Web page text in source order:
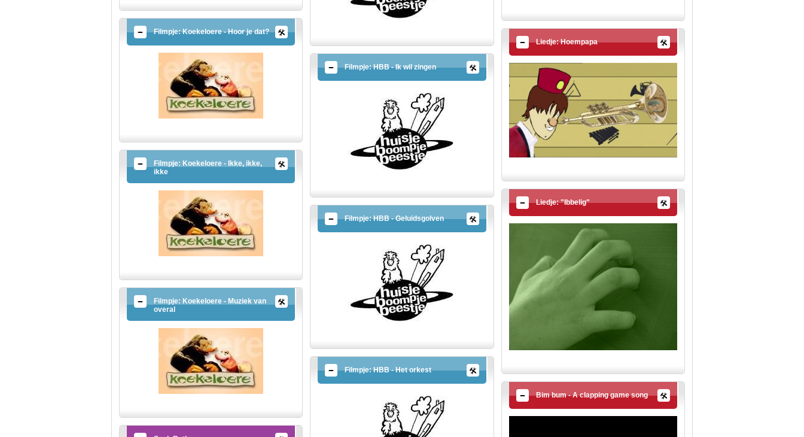
Filmpje: Koekeloere - Hoor je dat?
Filmpje: Koekeloere - Ikke, ikke,
ikke
Filmpje: Koekeloere - Muziek van
overal
Filmpje: HBB - Ik wil zingen
Filmpje: HBB - Geluidsgolven
Filmpje: HBB - Het orkest
Liedje: Hoempapa
Liedje: "Ibbelig"
Bim bum - A clapping game song